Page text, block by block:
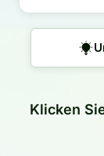
Klicken